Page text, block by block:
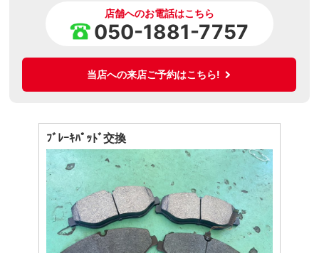
店舗へのお電話はこちら
050-1881-7757
当店への来店ご予約はこちら!
ﾌﾞﾚｰｷﾊﾟｯﾄﾞ交換